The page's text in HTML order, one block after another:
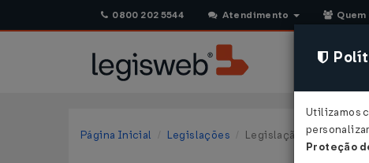
0800 202 5544 Atendimento
Página Inicial Legislações Legislação Federal
Utilizamos
Proteção